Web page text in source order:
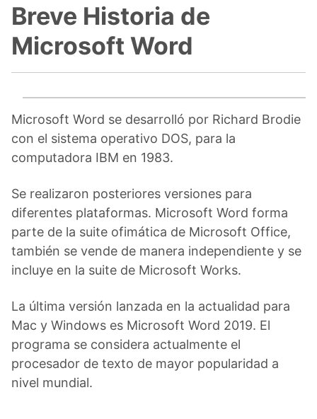
Breve Historia de
Microsoft Word
Microsoft Word se desarrolló por Richard Brodie
con el sistema operativo DOS, para la
computadora IBM en 1983.
Se realizaron posteriores versiones para
diferentes plataformas. Microsoft Word forma
parte de la suite ofimática de Microsoft Office,
también se vende de manera independiente y se
incluye en la suite de Microsoft Works.
La última versión lanzada en la actualidad para
Mac y Windows es Microsoft Word 2019. El
programa se considera actualmente el
procesador de texto de mayor popularidad a
nivel mundial.